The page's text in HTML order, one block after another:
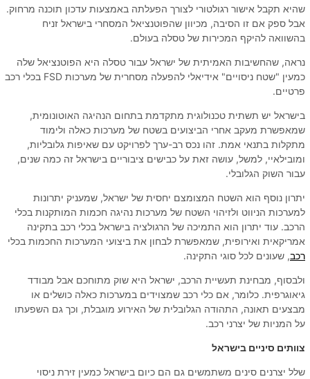
שהיא תקבל אישור רגולטורי לצורך הפעלתה באמצעות עדכון תוכנה מרחוק.
אבל ספק אם זו הסיבה, מכיוון שהפוטנציאל המסחרי בישראל זניח
בהשוואה להיקף המכירות של טסלה בעולם.
נראה, שהחשיבות האמיתית של ישראל עבור טסלה היא הפוטנציאל שלה
כמעין "שטח ניסויים" אידיאלי להפעלה מסחרית של מערכות FSD בכלי רכב
פרטיים.
בישראל יש תשתית טכנולוגית מתקדמת בתחום הנהיגה האוטונומית,
שמאפשרת מעקב אחרי הביצועים בשטח של מערכות כאלה ולימוד
מתקלות בתנאי אמת. זהו נכס רב-ערך לפרויקט עם שאיפות גלובליות,
ומובילאיי, למשל, עושה זאת על כבישים ציבוריים בישראל זה כמה שנים,
עבור השוק הגלובלי.
יתרון נוסף הוא השטח המצומצם יחסית של ישראל, שמעניק יתרונות
למערכות הניווט ולזיהוי השטח של מערכות נהיגה חכמות המותקנות בכלי
הרכב. עוד יתרון הוא התמיכה של הרגולציה בישראל בכלי רכב בתקינה
אמריקאית ואירופית, שמאפשרת לבחון את ביצועי המערכות החכמות בכלי
רכב, שעונים לכל סוגי התקינה.
ולבסוף, מבחינת תעשיית הרכב, ישראל היא שוק מתוחכם אבל מבודד
גיאוגרפית. כלומר, אם כלי רכב שמצוידים במערכות כאלה כושלים או
מבצעים תאונה, התהודה הגלובלית של האירוע מוגבלת, וכך גם השפעתו
על המניות של יצרני רכב.
צוותים סיניים בישראל
שלל יצרנים סינים משתמשים גם הם כיום בישראל כמעין זירת ניסוי